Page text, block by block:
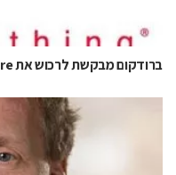
ברודקום מבקשת לרכוש את VMware תמורת 50 מיליארד דולרים